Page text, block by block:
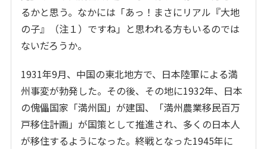
るかと思う。なかには「あっ！まさにリアル『大地
の子』（注１）ですね」と思われる方もいるのでは
ないだろうか。
1931年9月、中国の東北地方で、日本陸軍による満
州事変が勃発した。その後、その地に1932年、日本
の傀儡国家「満州国」が建国、「満州農業移民百万
戸移住計画」が国策として推進され、多くの日本人
が移住するようになった。終戦となった1945年に